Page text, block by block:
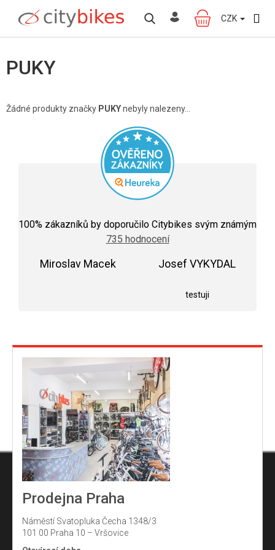
obsah
NÁKUPNÍ
KOŠÍK
CZK
PUKY
Žádné produkty značky PUKYnebyly nalezeny...
hodnocení
obchodu
je
100% zákazníků by doporučilo Citybikes svým známým
735 hodnocení
Miroslav Macek Josef VYKYDAL
testuji
Prodejna Praha
Náměstí Svatopluka Čecha 1348/3
101 00 Praha 10 – Vršovice